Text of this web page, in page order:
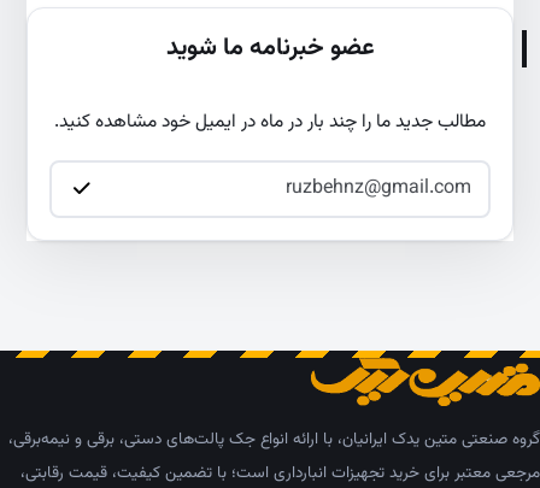
عضو خبرنامه ما شوید
مطالب جدید ما را چند بار در ماه در ایمیل خود مشاهده کنید.
گروه صنعتی متین یدک ایرانیان، با ارائه انواع جک پالت‌های دستی، برقی و نیمه‌برقی،
مرجعی معتبر برای خرید تجهیزات انبارداری است؛ با تضمین کیفیت، قیمت رقابتی،